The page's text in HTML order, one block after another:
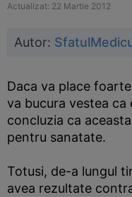
Actualizat: 22 Martie 2012
Autor:
Daca va place
va bucura vestea ca
concluzia ca
pentru sanatate.
Totusi, de-a lungul
avea rezultate